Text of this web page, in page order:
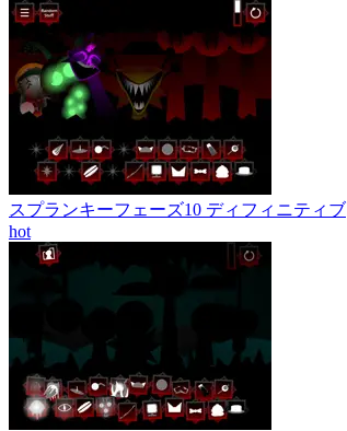
スプランキーフェーズ10 ディフィニティブ
hot